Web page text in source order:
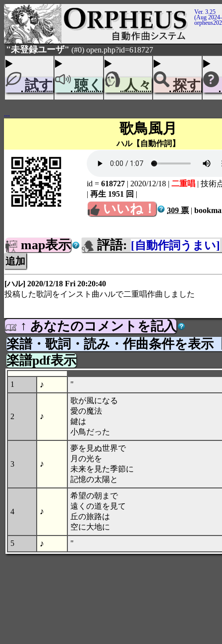
Ver. 3.25
(Aug
"未登録ユーザ" (#0) open.php?id=618727
試す 聴く 人々 探す
...
歌鳥風月
ハル【自動作詞】
id = 618727 | 2020/12/18 | 二重唱 | 技術
| 再生 1951 回 |
いいね！ 309 票 |
map表示 評語: [自動作詞うまい]
[ハル] 2020/12/18 Fri 20:20:40
投稿した歌詞をインスト曲ハルで二重唱作曲しました
↑ あなたのコメントを記入
楽譜・歌詞・読み・作曲条件を表示
楽譜pdf表示
1 ♪ "
2 ♪
歌が風になる
愛の魔法
鍵は
小鳥だった
3 ♪
夢を見ぬ世界で
月の光を
未来を見た季節に
記憶の太陽と
4 ♪
希望の朝まで
遠くの道を見て
丘の旅路は
空に大地に
5
♪ "